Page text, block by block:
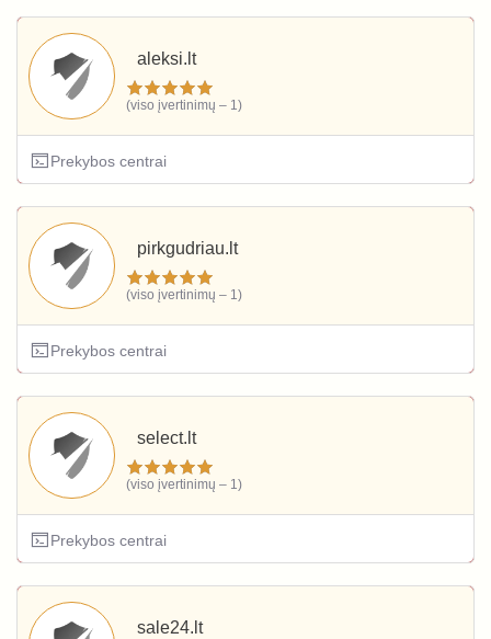
aleksi.lt
(viso įvertinimų – 1)
Prekybos centrai
pirkgudriau.lt
(viso įvertinimų – 1)
Prekybos centrai
select.lt
(viso įvertinimų – 1)
Prekybos centrai
sale24.lt